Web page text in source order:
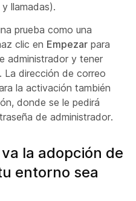
llamadas).
prueba como una
clic en Empezar para
administrador y tener
La dirección de correo
la activación también
donde se le pedirá
de administrador.
la adopción de
entorno sea